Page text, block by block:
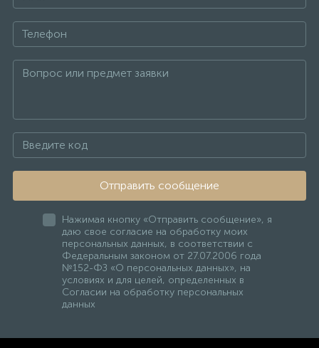
Отправить сообщение
Нажимая кнопку «Отправить сообщение», я
даю свое согласие на обработку моих
персональных данных, в соответствии с
Федеральным законом от 27.07.2006 года
№152-ФЗ «О персональных данных», на
условиях и для целей, определенных в
Согласии на обработку персональных
данных